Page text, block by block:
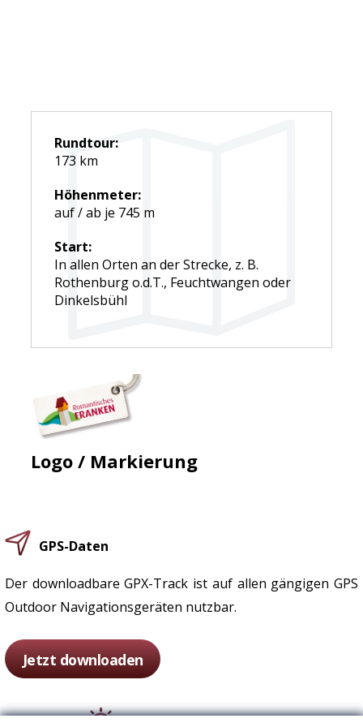
Rundtour:
173 km
Höhenmeter:
auf / ab je 745 m
Start:
In allen Orten an der Strecke, z. B.
Rothenburg o.d.T., Feuchtwangen oder
Dinkelsbühl
Logo / Markierung
GPS-Daten
Der downloadbare GPX-Track ist auf allen gängigen GPS
Outdoor Navigationsgeräten nutzbar.
Jetzt downloaden